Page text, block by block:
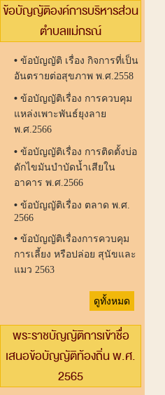
ข้อบัญญัติองค์การบริหารส่วน
ตำบลแม่กรณ์
• ข้อบัญญัติ เรื่อง กิจการที่เป็น
อันตรายต่อสุขภาพ พ.ศ.2558
• ข้อบัญญัติเรื่อง การควบคุม
แหล่งเพาะพันธ์ยุงลาย
พ.ศ.2566
• ข้อบัญญัติเรื่อง การติดตั้งบ่อ
ดักไขมันบำบัดน้ำเสียใน
อาคาร พ.ศ.2566
• ข้อบัญญัติเรื่อง ตลาด พ.ศ.
2566
• ข้อบัญญัติเรื่องการควบคุม
การเลี้ยง หรือปล่อย สุนัขและ
แมว 2563
ดูทั้งหมด
พระราชบัญญัติการเข้าชื่อ
เสนอข้อบัญญัติท้องถิ่น พ.ศ.
2565